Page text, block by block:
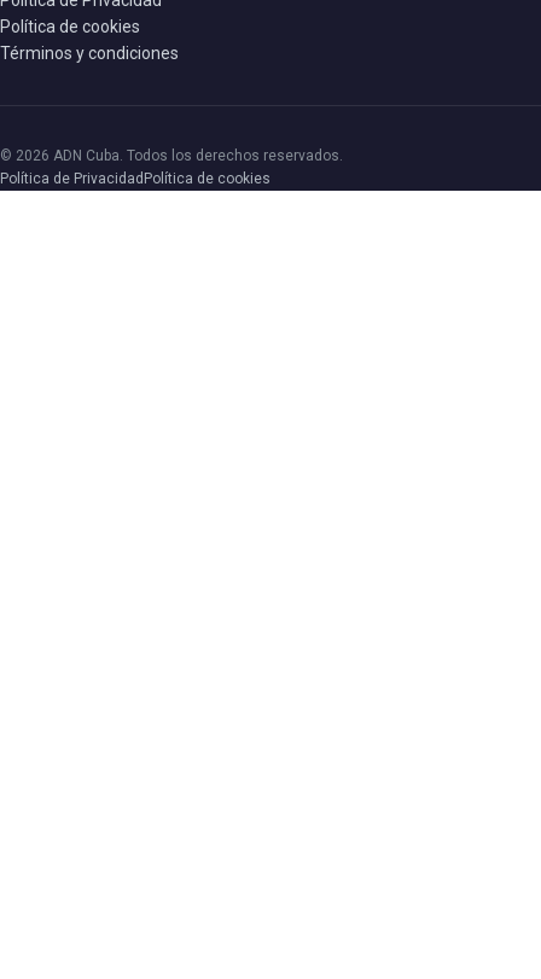
Política de cookies
Términos y condiciones
© 2026 ADN Cuba. Todos los derechos reservados.
Política de Privacidad Política de cookies